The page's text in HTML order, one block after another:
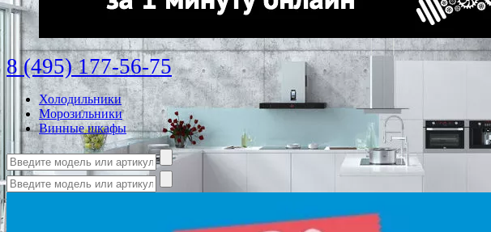
8 (495) 177-56-75
Холодильники
Морозильники
Винные шкафы